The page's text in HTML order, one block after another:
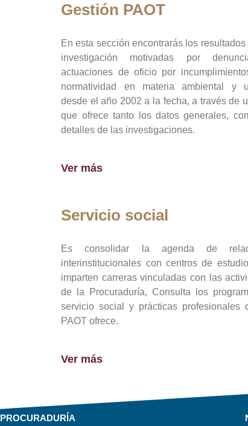
Gestión PAOT
En esta sección encontrarás los resultados
investigación motivadas por
actuaciones de oficio por
normatividad en materia ambiental y
desde el año 2002 a la fecha, a través de
que ofrece tanto los datos generales,
detalles de las investigaciones.
Ver más
Servicio social
Es consolidar la agenda de
interinstitucionales con centros de
imparten carreras vinculadas con las
de la Procuraduría, Consulta los
servicio social y prácticas profesionales
PAOT ofrece.
Ver más
PROCURADURÍA